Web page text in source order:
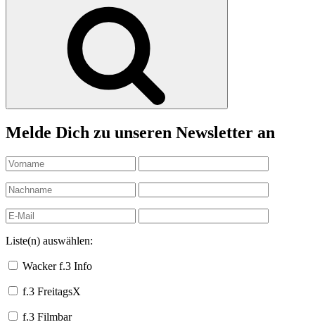
Melde Dich zu unseren Newsletter an
Liste(n) auswählen:
Wacker f.3 Info
f.3 FreitagsX
f.3 Filmbar